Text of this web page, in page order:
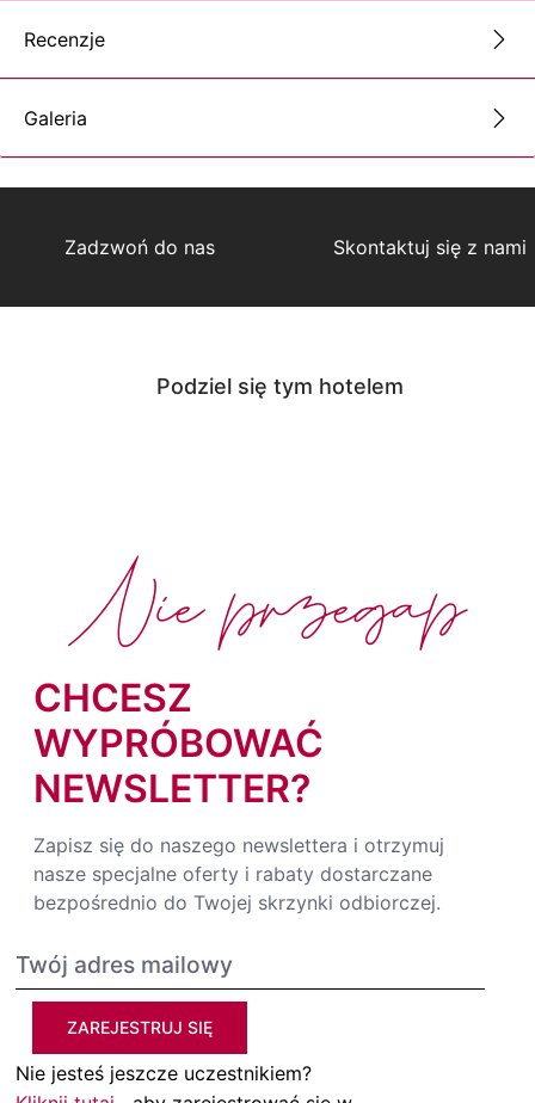
Recenzje
Galeria
Zadzwoń do nas Skontaktuj się z nami
Podziel się tym hotelem
CHCESZ
WYPRÓBOWAĆ
NEWSLETTER?
Zapisz się do naszego newslettera i otrzymuj
nasze specjalne oferty i rabaty dostarczane
bezpośrednio do Twojej skrzynki odbiorczej.
ZAREJESTRUJ SIĘ
Nie jesteś jeszcze uczestnikiem?
Nie przegap